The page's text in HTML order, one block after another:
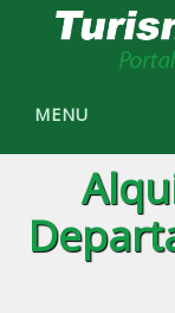
MENU